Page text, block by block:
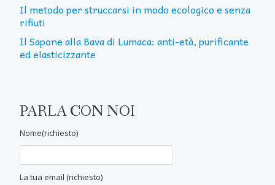
Il metodo per struccarsi in modo ecologico e senza
rifiuti
Il Sapone alla Bava di Lumaca: anti-età, purificante
ed elasticizzante
PARLA CON NOI
Nome(richiesto)
La tua email (richiesto)